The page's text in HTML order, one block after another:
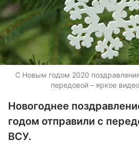
С Новым годом 2020
передовой – яркое
Новогоднее
годом отправили с
ВСУ.